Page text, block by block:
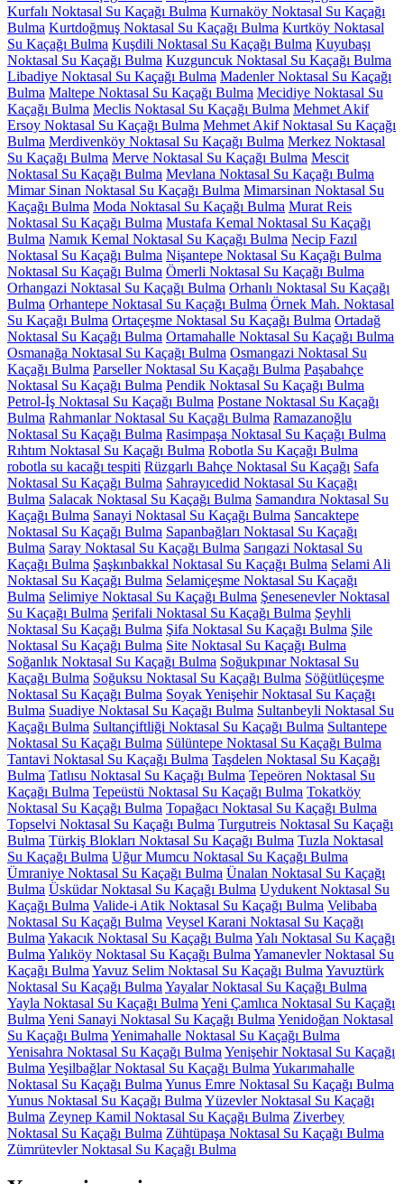
Kurfalı Noktasal Su Kaçağı Bulma Kurnaköy Noktasal Su Kaçağı
Bulma Kurtdoğmuş Noktasal Su Kaçağı Bulma Kurtköy Noktasal
Su Kaçağı Bulma Kuşdili Noktasal Su Kaçağı Bulma Kuyubaşı
Noktasal Su Kaçağı Bulma Kuzguncuk Noktasal Su Kaçağı Bulma
Libadiye Noktasal Su Kaçağı Bulma Madenler Noktasal Su Kaçağı
Bulma Maltepe Noktasal Su Kaçağı Bulma Mecidiye Noktasal Su
Kaçağı Bulma Meclis Noktasal Su Kaçağı Bulma Mehmet Akif
Ersoy Noktasal Su Kaçağı Bulma Mehmet Akif Noktasal Su Kaçağı
Bulma Merdivenköy Noktasal Su Kaçağı Bulma Merkez Noktasal
Su Kaçağı Bulma Merve Noktasal Su Kaçağı Bulma Mescit
Noktasal Su Kaçağı Bulma Mevlana Noktasal Su Kaçağı Bulma
Mimar Sinan Noktasal Su Kaçağı Bulma Mimarsinan Noktasal Su
Kaçağı Bulma Moda Noktasal Su Kaçağı Bulma Murat Reis
Noktasal Su Kaçağı Bulma Mustafa Kemal Noktasal Su Kaçağı
Bulma Namık Kemal Noktasal Su Kaçağı Bulma Necip Fazıl
Noktasal Su Kaçağı Bulma Nişantepe Noktasal Su Kaçağı Bulma
Noktasal Su Kaçağı Bulma Ömerli Noktasal Su Kaçağı Bulma
Orhangazi Noktasal Su Kaçağı Bulma Orhanlı Noktasal Su Kaçağı
Bulma Orhantepe Noktasal Su Kaçağı Bulma Örnek Mah. Noktasal
Su Kaçağı Bulma Ortaçeşme Noktasal Su Kaçağı Bulma Ortadağ
Noktasal Su Kaçağı Bulma Ortamahalle Noktasal Su Kaçağı Bulma
Osmanağa Noktasal Su Kaçağı Bulma Osmangazi Noktasal Su
Kaçağı Bulma Parseller Noktasal Su Kaçağı Bulma Paşabahçe
Noktasal Su Kaçağı Bulma Pendik Noktasal Su Kaçağı Bulma
Petrol-İş Noktasal Su Kaçağı Bulma Postane Noktasal Su Kaçağı
Bulma Rahmanlar Noktasal Su Kaçağı Bulma Ramazanoğlu
Noktasal Su Kaçağı Bulma Rasimpaşa Noktasal Su Kaçağı Bulma
Rıhtım Noktasal Su Kaçağı Bulma Robotla Su Kaçağı Bulma
robotla su kacağı tespiti Rüzgarlı Bahçe Noktasal Su Kaçağı Safa
Noktasal Su Kaçağı Bulma Sahrayıcedid Noktasal Su Kaçağı
Bulma Salacak Noktasal Su Kaçağı Bulma Samandıra Noktasal Su
Kaçağı Bulma Sanayi Noktasal Su Kaçağı Bulma Sancaktepe
Noktasal Su Kaçağı Bulma Sapanbağları Noktasal Su Kaçağı
Bulma Saray Noktasal Su Kaçağı Bulma Sarıgazi Noktasal Su
Kaçağı Bulma Şaşkınbakkal Noktasal Su Kaçağı Bulma Selami Ali
Noktasal Su Kaçağı Bulma Selamiçeşme Noktasal Su Kaçağı
Bulma Selimiye Noktasal Su Kaçağı Bulma Şenesenevler Noktasal
Su Kaçağı Bulma Şerifali Noktasal Su Kaçağı Bulma Şeyhli
Noktasal Su Kaçağı Bulma Şifa Noktasal Su Kaçağı Bulma Şile
Noktasal Su Kaçağı Bulma Site Noktasal Su Kaçağı Bulma
Soğanlık Noktasal Su Kaçağı Bulma Soğukpınar Noktasal Su
Kaçağı Bulma Soğuksu Noktasal Su Kaçağı Bulma Söğütlüçeşme
Noktasal Su Kaçağı Bulma Soyak Yenişehir Noktasal Su Kaçağı
Bulma Suadiye Noktasal Su Kaçağı Bulma Sultanbeyli Noktasal Su
Kaçağı Bulma Sultançiftliği Noktasal Su Kaçağı Bulma Sultantepe
Noktasal Su Kaçağı Bulma Sülüntepe Noktasal Su Kaçağı Bulma
Tantavi Noktasal Su Kaçağı Bulma Taşdelen Noktasal Su Kaçağı
Bulma Tatlısu Noktasal Su Kaçağı Bulma Tepeören Noktasal Su
Kaçağı Bulma Tepeüstü Noktasal Su Kaçağı Bulma Tokatköy
Noktasal Su Kaçağı Bulma Topağacı Noktasal Su Kaçağı Bulma
Topselvi Noktasal Su Kaçağı Bulma Turgutreis Noktasal Su Kaçağı
Bulma Türkiş Blokları Noktasal Su Kaçağı Bulma Tuzla Noktasal
Su Kaçağı Bulma Uğur Mumcu Noktasal Su Kaçağı Bulma
Ümraniye Noktasal Su Kaçağı Bulma Ünalan Noktasal Su Kaçağı
Bulma Üsküdar Noktasal Su Kaçağı Bulma Uydukent Noktasal Su
Kaçağı Bulma Valide-i Atik Noktasal Su Kaçağı Bulma Velibaba
Noktasal Su Kaçağı Bulma Veysel Karani Noktasal Su Kaçağı
Bulma Yakacık Noktasal Su Kaçağı Bulma Yalı Noktasal Su Kaçağı
Bulma Yalıköy Noktasal Su Kaçağı Bulma Yamanevler Noktasal Su
Kaçağı Bulma Yavuz Selim Noktasal Su Kaçağı Bulma Yavuztürk
Noktasal Su Kaçağı Bulma Yayalar Noktasal Su Kaçağı Bulma
Yayla Noktasal Su Kaçağı Bulma Yeni Çamlıca Noktasal Su Kaçağı
Bulma Yeni Sanayi Noktasal Su Kaçağı Bulma Yenidoğan Noktasal
Su Kaçağı Bulma Yenimahalle Noktasal Su Kaçağı Bulma
Yenisahra Noktasal Su Kaçağı Bulma Yenişehir Noktasal Su Kaçağı
Bulma Yeşilbağlar Noktasal Su Kaçağı Bulma Yukarımahalle
Noktasal Su Kaçağı Bulma Yunus Emre Noktasal Su Kaçağı Bulma
Yunus Noktasal Su Kaçağı Bulma Yüzevler Noktasal Su Kaçağı
Bulma Zeynep Kamil Noktasal Su Kaçağı Bulma Ziverbey
Noktasal Su Kaçağı Bulma Zühtüpaşa Noktasal Su Kaçağı Bulma
Zümrütevler Noktasal Su Kaçağı Bulma